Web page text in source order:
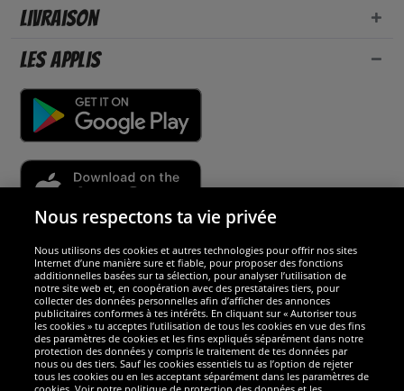
Livraison
Les applis
Sécurité
Nous sommes excellents
Nous respectons ta vie privée
Nous utilisons des cookies et autres technologies pour offrir nos sites
Internet d’une manière sure et fiable, pour proposer des fonctions
additionnelles basées sur ta sélection, pour analyser l’utilisation de
notre site web et, en coopération avec des prestataires tiers, pour
collecter des données personnelles afin d’afficher des annonces
publicitaires conformes à tes intérêts. En cliquant sur « Autoriser tous
les cookies » tu acceptes l’utilisation de tous les cookies en vue des fins
des paramètres de cookies et les fins expliqués séparément dans notre
protection des données y compris le traitement de tes données par
nous ou des tiers. Sauf les cookies essentiels tu as l’option de rejeter
tous les cookies ou en les acceptant séparément dans les paramètres de